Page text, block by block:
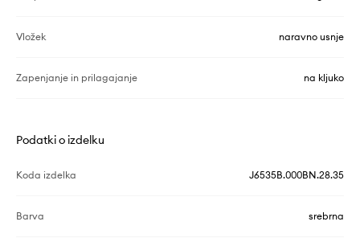
Vložek naravno usnje
Zapenjanje in prilagajanje na kljuko
Podatki o izdelku
Koda izdelka J6535B.000BN.28.35
Barva srebrna